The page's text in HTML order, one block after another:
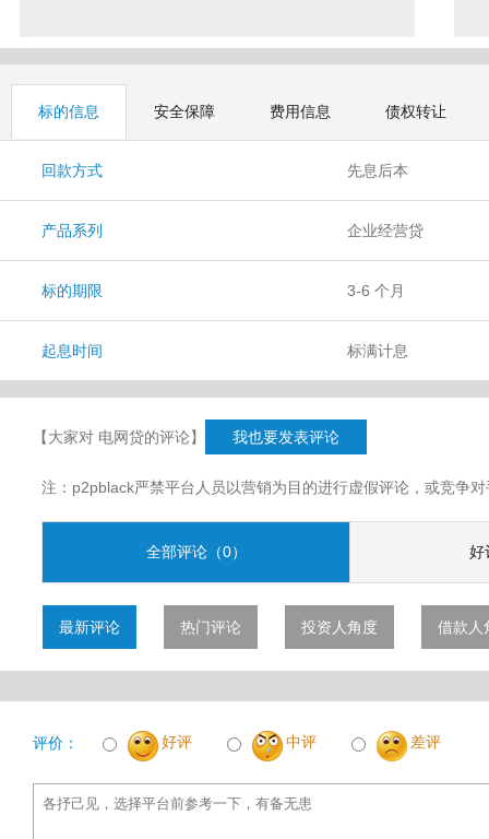
标的信息 安全保障 费用信息 债权转让
回款方式 先息后本
产品系列 企业经营贷
标的期限 3-6 个月
起息时间 标满计息
【大家对 电网贷的评论】 我也要发表评论
注：p2pblack严禁平台人员以营销为目的进行虚假评论，或竞争
全部评论（0） 好
最新评论 热门评论 投资人角度 借款人
评价： 好评 中评 差评